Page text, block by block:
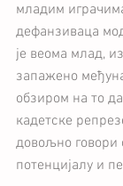
младим
дефанзиваца
је веома млад,
запажено
обзиром на то
кадетске
довољно говори
потенцијалу и